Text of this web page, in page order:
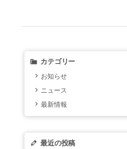
カテゴリー
お知らせ
ニュース
最新情報
最近の投稿